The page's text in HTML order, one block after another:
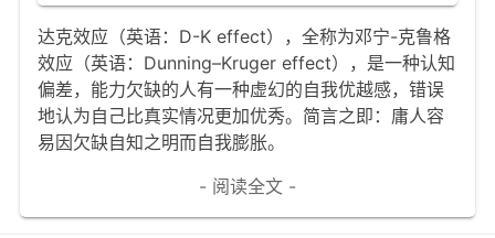
谷歌站内搜索
留言板
友情链接
赞赏与支持
达克效应（英语：D-K effect），全称为邓宁-克鲁格
效应（英语：Dunning–Kruger effect），是一种认知
偏差，能力欠缺的人有一种虚幻的自我优越感，错误
地认为自己比真实情况更加优秀。简言之即：庸人容
易因欠缺自知之明而自我膨胀。
- 阅读全文 -